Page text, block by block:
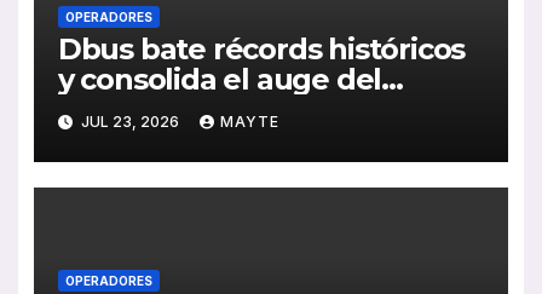
OPERADORES
Dbus bate récords históricos
y consolida el auge del
transporte público en San
Sebastián
JUL 23, 2026 MAYTE
OPERADORES